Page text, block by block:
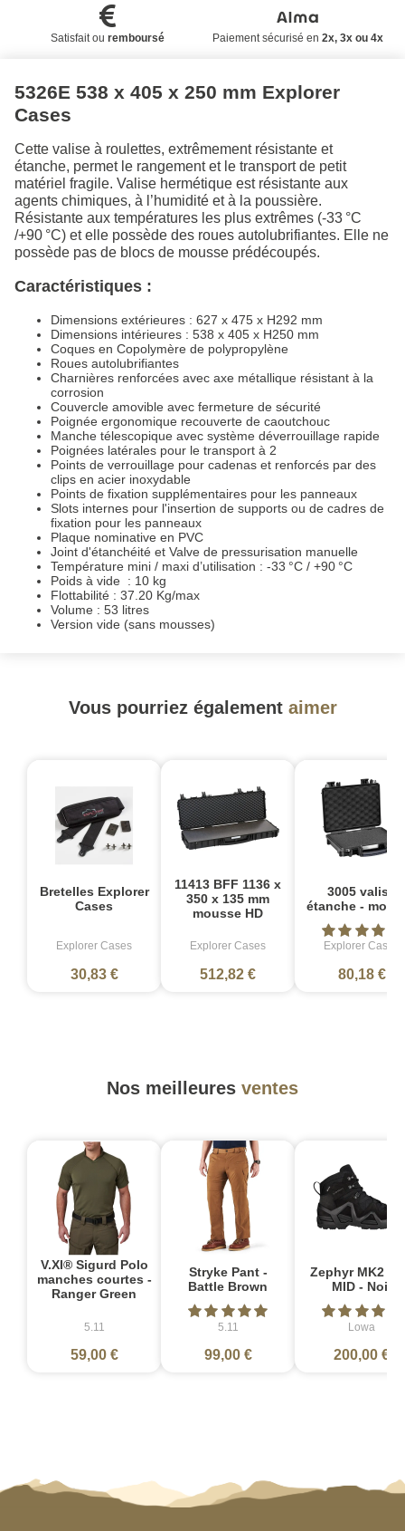
Satisfait ou remboursé Paiement sécurisé en 2x, 3x ou 4x
5326E 538 x 405 x 250 mm Explorer
Cases
Cette valise à roulettes, extrêmement résistante et
étanche, permet le rangement et le transport de petit
matériel fragile. Valise hermétique est résistante aux
agents chimiques, à l’humidité et à la poussière.
Résistante aux températures les plus extrêmes (-33 °C
/+90 °C) et elle possède des roues autolubrifiantes. Elle ne
possède pas de blocs de mousse prédécoupés.
Caractéristiques :
Dimensions extérieures : 627 x 475 x H292 mm
Dimensions intérieures : 538 x 405 x H250 mm
Coques en Copolymère de polypropylène
Roues autolubrifiantes
Charnières renforcées avec axe métallique résistant à la
corrosion
Couvercle amovible avec fermeture de sécurité
Poignée ergonomique recouverte de caoutchouc
Manche télescopique avec système déverrouillage rapide
Poignées latérales pour le transport à 2
Points de verrouillage pour cadenas et renforcés par des
clips en acier inoxydable
Points de fixation supplémentaires pour les panneaux
Slots internes pour l'insertion de supports ou de cadres de
fixation pour les panneaux
Plaque nominative en PVC
Joint d'étanchéité et Valve de pressurisation manuelle
Température mini / maxi d’utilisation : -33 °C / +90 °C
Poids à vide : 10 kg
Flottabilité : 37.20 Kg/max
Volume : 53 litres
Version vide (sans mousses)
Vous pourriez également aimer
Bretelles Explorer
Cases
Explorer Cases
30,83 €
11413 BFF 1136 x
350 x 135 mm
mousse HD
Explorer Cases
512,82 €
3005 valise
étanche -
Explorer Cases
80,18 €
Nos meilleures ventes
V.XI® Sigurd Polo
manches courtes -
Ranger Green
5.11
59,00 €
Stryke Pant -
Battle Brown
5.11
99,00 €
Zephyr MK2
MID - Noir
Lowa
200,00 €